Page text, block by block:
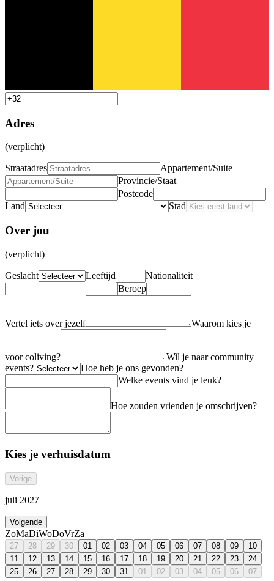
Adres
(verplicht)
Straatadres
Appartement/Suite
Provincie/Staat
Postcode
Land
Stad
Over jou
(verplicht)
Geslacht Leeftijd
Nationaliteit
Beroep
Vertel iets over jezelf Waarom kies je
voor coliving?
Wil je naar community
events?
Hoe heb je ons gevonden?
Welke events vind je leuk?
Hoe zouden vrienden je omschrijven?
Kies je verhuisdatum
Vorige
juli 2027
Volgende
ZoMaDiWoDoVrZa
27 28 29 30 01 02 03 04 05 06 07 08 09
10
11
12 13 14 15 16 17 18 19 20 21 22 23
24
25
26 27 28 29 30 31 01 02 03 04 05 06 07